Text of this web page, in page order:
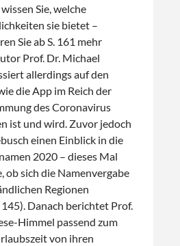
Sie, welche
sie bietet –
Sie ab S. 161 mehr
Prof. Dr. Michael
allerdings auf den
die App im Reich der
des Coronavirus
ist und wird. Zuvor jedoch
einen Einblick in die
2020 – dieses Mal
ob sich die Namenvergabe
Regionen
Danach berichtet Prof.
Himmel passend zum
von ihren